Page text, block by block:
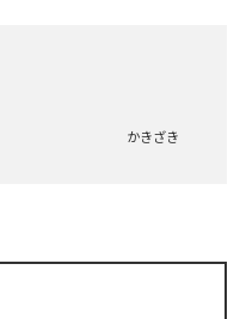
かきざき